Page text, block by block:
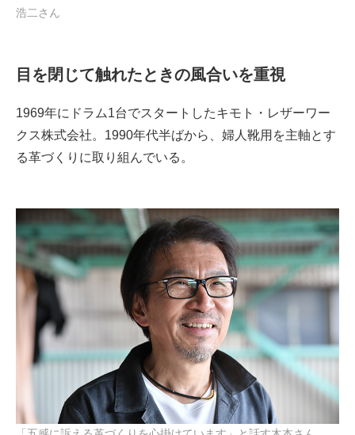
浩二さん
目を閉じて触れたときの風合いを重視
1969年にドラム1台でスタートしたキモト・レザーワー
クス株式会社。1990年代半ばから、婦人靴用を主軸とす
る革づくりに取り組んでいる。